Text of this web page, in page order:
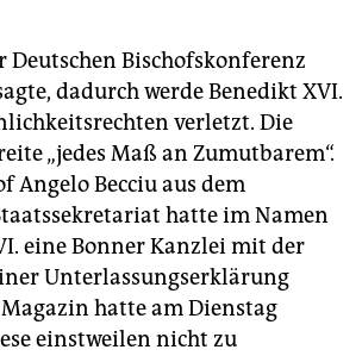
Deutschen Bischofskonferenz
dadurch werde Benedikt XVI.
verletzt. Die
„jedes Maß an Zumutbarem“.
Angelo Becciu aus dem
hatte im Namen
eine Bonner Kanzlei mit der
Unterlassungserklärung
hatte am Dienstag
einstweilen nicht zu